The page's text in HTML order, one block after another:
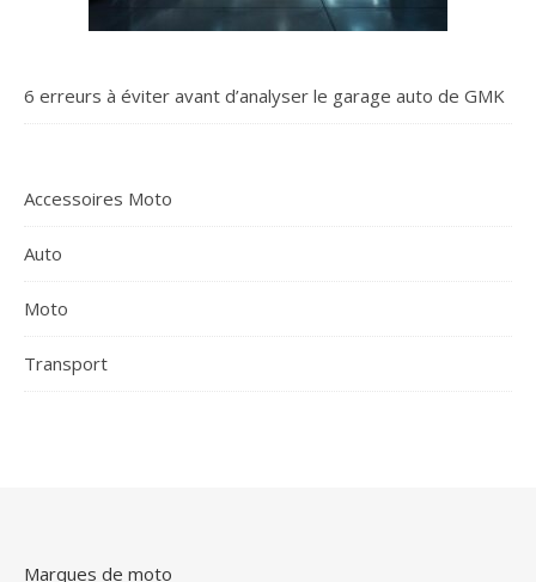
6 erreurs à éviter avant d’analyser le garage auto de GMK
Accessoires Moto
Auto
Moto
Transport
Marques de moto